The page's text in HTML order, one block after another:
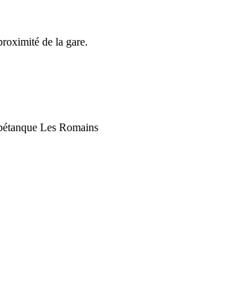
de la gare.
Les Romains